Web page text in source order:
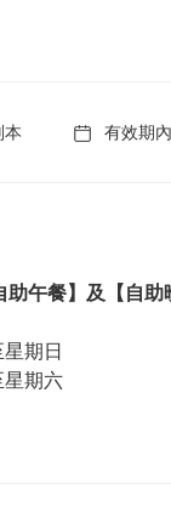
本 有效期
午餐】及【自助
期日
星期六